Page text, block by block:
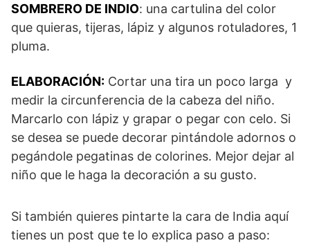
SOMBRERO DE INDIO: una cartulina del color
que quieras, tijeras, lápiz y algunos rotuladores, 1
pluma.
ELABORACIÓN: Cortar una tira un poco larga y
medir la circunferencia de la cabeza del niño.
Marcarlo con lápiz y grapar o pegar con celo. Si
se desea se puede decorar pintándole adornos o
pegándole pegatinas de colorines. Mejor dejar al
niño que le haga la decoración a su gusto.
Si también quieres pintarte la cara de India aquí
tienes un post que te lo explica paso a paso: